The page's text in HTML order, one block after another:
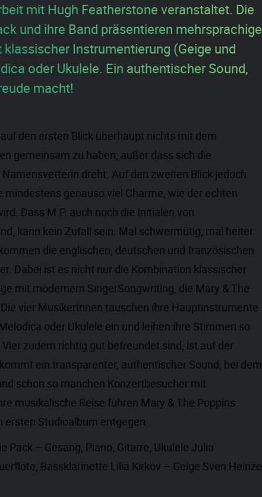
mit Hugh Featherstone veranstaltet. Die
und ihre Band präsentieren mehrsprachige
Instrumentierung (Geige und
oder Ukulele. Ein authentischer Sound,
macht!
den ersten Blick überhaupt nichts mit dem
gemeinsam zu haben, außer dass sich die
dreht. Auf den zweiten Blick jedoch
mindestens genauso viel Charme, wie der echten
Dass M.P. auch noch die Initialen von
kann kein Zufall sein. Mal schwermütig, mal heiter
die englischen, deutschen und französischen
Dabei ist es nicht nur die Kombination klassischer
mit modernem SingerSongwriting, die Mary & The
vier MusikerInnen tauschen ihre Hauptinstrumente
oder Ukulele ein und leihen ihre Stimmen so
zudem richtig gut befreundet sind, ist auf der
ein transparenter, authentischer Sound, bei dem
schon so manchen Konzertbesucher mit
musikalische Reise führen Mary & The Poppins
Studioalbum entgegen.
Pack – Gesang, Piano, Gitarre, Ukulele Julia
Bassklarinette Lilia Kirkov – Geige Sven Heinze